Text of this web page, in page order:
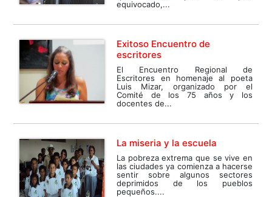
equivocado,...
Exitoso Encuentro de
escritores
El Encuentro Regional de
Escritores en homenaje al poeta
Luis Mizar, organizado por el
Comité de los 75 años y los
docentes de...
La miseria y la escuela
La pobreza extrema que se vive en
las ciudades ya comienza a hacerse
sentir sobre algunos sectores
deprimidos de los pueblos
pequeños....